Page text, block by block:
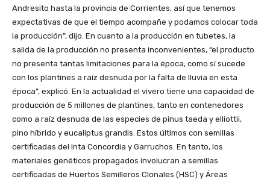
Andresito hasta la provincia de Corrientes, así que tenemos
expectativas de que el tiempo acompañe y podamos colocar toda
la producción”, dijo. En cuanto a la producción en tubetes, la
salida de la producción no presenta inconvenientes, “el producto
no presenta tantas limitaciones para la época, como sí sucede
con los plantines a raíz desnuda por la falta de lluvia en esta
época”, explicó. En la actualidad el vivero tiene una capacidad de
producción de 5 millones de plantines, tanto en contenedores
como a raíz desnuda de las especies de pinus taeda y elliottii,
pino híbrido y eucaliptus grandis. Estos últimos con semillas
certificadas del Inta Concordia y Garruchos. En tanto, los
materiales genéticos propagados involucran a semillas
certificadas de Huertos Semilleros Clonales (HSC) y Áreas